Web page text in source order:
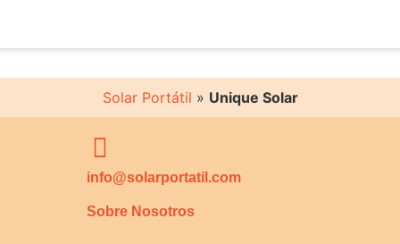
Solar Portátil » Unique Solar
info@solarportatil.com
Sobre Nosotros